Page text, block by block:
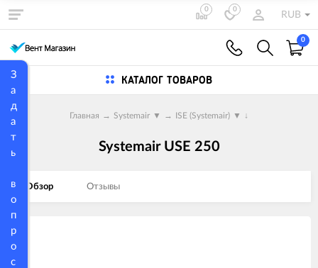
З
а
д
а
т
ь
в
о
п
р
о
с
0 0
RUB
0
КАТАЛОГ ТОВАРОВ
Главная → Systemair ▼ → ISE (Systemair) ▼ ↓
Systemair USE 250
Обзор Отзывы
Изображения
товаров